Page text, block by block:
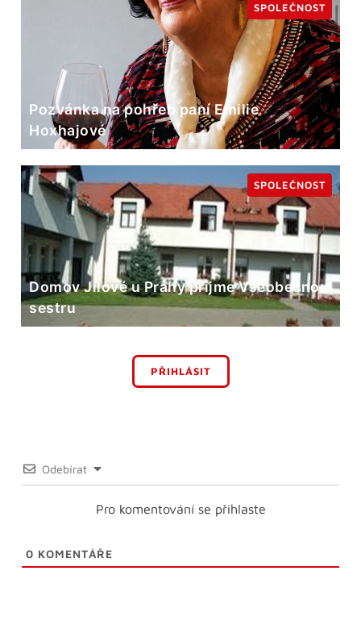
Pozvánka na pohřeb paní Emilie
Hoxhajové
SPOLEČNOST
Domov Jílové u Prahy přijme Všeobecnou
sestru
SPOLEČNOST
PŘIHLÁSIT
Odebírat
Pro komentování se přihlaste
0 KOMENTÁŘE